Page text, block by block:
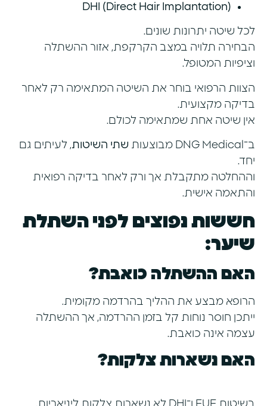
DHI (Direct Hair Implantation)
לכל שיטה יתרונות שונים.
הבחירה תלויה במצב הקרקפת, אזור ההשתלה
וציפיות המטופל.
הצוות הרפואי בוחר את השיטה המתאימה רק לאחר
בדיקה מקצועית.
אין שיטה אחת שמתאימה לכולם.
ב־DNG Medical מבוצעות שתי השיטות, לעיתים גם
יחד.
וההחלטה מתקבלת אך ורק לאחר בדיקה רפואית
והתאמה אישית.
חששות נפוצים לפני השתלת
שיער:
האם ההשתלה כואבת?
הרופא מבצע את ההליך בהרדמה מקומית.
ייתכן חוסר נוחות קל בזמן ההרדמה, אך ההשתלה
עצמה אינה כואבת.
האם נשארות צלקות?